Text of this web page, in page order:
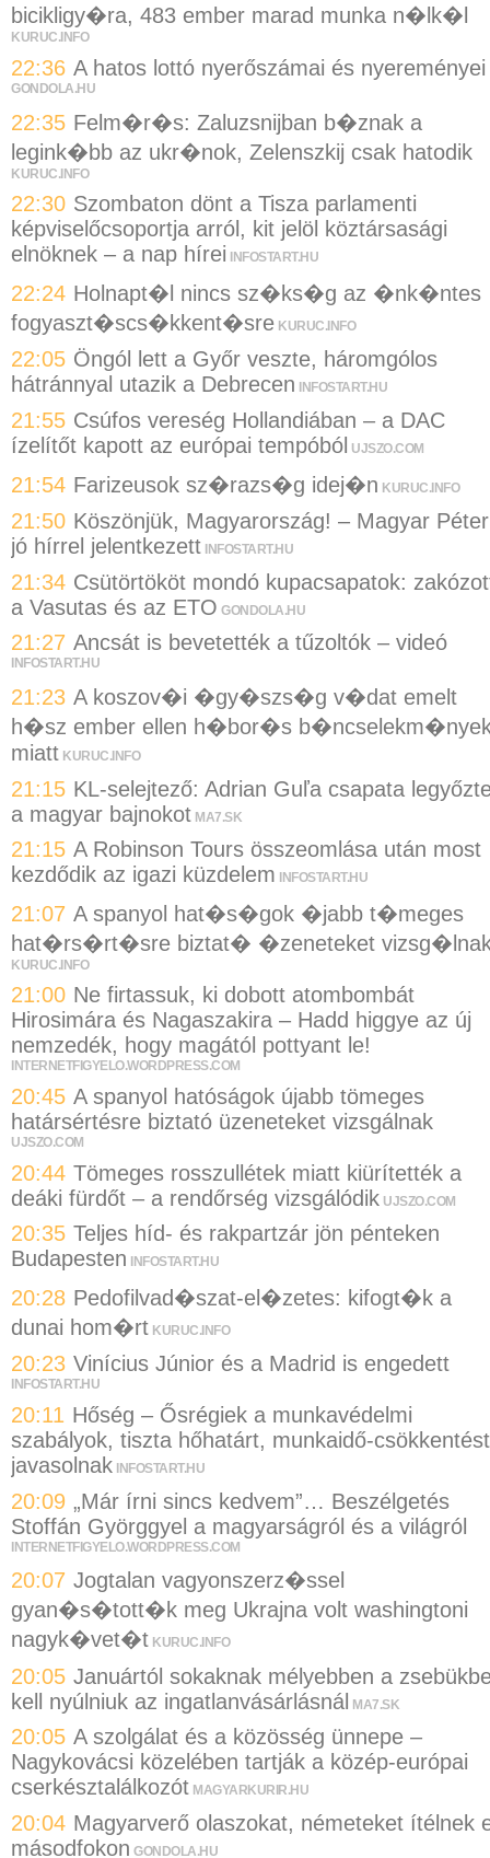
bicikligy�ra, 483 ember marad munka n�lk�l
KURUC.INFO
22:36 A hatos lottó nyerőszámai és nyereményei
GONDOLA.HU
22:35 Felm�r�s: Zaluzsnijban b�znak a
legink�bb az ukr�nok, Zelenszkij csak hatodik
KURUC.INFO
22:30 Szombaton dönt a Tisza parlamenti
képviselőcsoportja arról, kit jelöl köztársasági
elnöknek – a nap hírei
INFOSTART.HU
22:24 Holnapt�l nincs sz�ks�g az �nk�ntes
fogyaszt�scs�kkent�sre KURUC.INFO
22:05 Öngól lett a Győr veszte, háromgólos
hátránnyal utazik a Debrecen
INFOSTART.HU
21:55 Csúfos vereség Hollandiában – a DAC
ízelítőt kapott az európai tempóból UJSZO.COM
21:54 Farizeusok sz�razs�g idej�n KURUC.INFO
21:50 Köszönjük, Magyarország! – Magyar Péter
jó hírrel jelentkezett INFOSTART.HU
21:34 Csütörtököt mondó kupacsapatok:
a Vasutas és az ETO GONDOLA.HU
21:27 Ancsát is bevetették a tűzoltók – videó
INFOSTART.HU
21:23 A koszov�i �gy�szs�g v�dat emelt
h�sz ember ellen h�bor�s
miatt KURUC.INFO
21:15 KL-selejtező: Adrian Guľa csapata
a magyar bajnokot MA7.SK
21:15 A Robinson Tours összeomlása után most
kezdődik az igazi küzdelem
INFOSTART.HU
21:07 A spanyol hat�s�gok �jabb t�meges
hat�rs�rt�sre biztat� �zeneteket
KURUC.INFO
21:00 Ne firtassuk, ki dobott atombombát
Hirosimára és Nagaszakira – Hadd higgye az új
nemzedék, hogy magától pottyant le!
INTERNETFIGYELO.WORDPRESS.COM
20:45 A spanyol hatóságok újabb tömeges
határsértésre biztató üzeneteket vizsgálnak
UJSZO.COM
20:44 Tömeges rosszullétek miatt kiürítették a
deáki fürdőt – a rendőrség vizsgálódik UJSZO.COM
20:35 Teljes híd- és rakpartzár jön pénteken
Budapesten
INFOSTART.HU
20:28 Pedofilvad�szat-el�zetes: kifogt�k a
dunai hom�rt KURUC.INFO
20:23 Vinícius Júnior és a Madrid is engedett
INFOSTART.HU
20:11 Hőség – Ősrégiek a munkavédelmi
szabályok, tiszta hőhatárt, munkaidő-csökkentést
javasolnak INFOSTART.HU
20:09 „Már írni sincs kedvem”… Beszélgetés
Stoffán Györggyel a magyarságról és a világról
INTERNETFIGYELO.WORDPRESS.COM
20:07 Jogtalan vagyonszerz�ssel
gyan�s�tott�k meg Ukrajna volt washingtoni
nagyk�vet�t KURUC.INFO
20:05 Januártól sokaknak mélyebben a
kell nyúlniuk az ingatlanvásárlásnál MA7.SK
20:05 A szolgálat és a közösség ünnepe –
Nagykovácsi közelében tartják a közép-európai
cserkésztalálkozót MAGYARKURIR.HU
20:04 Magyarverő olaszokat, németeket ítélnek
másodfokon GONDOLA.HU